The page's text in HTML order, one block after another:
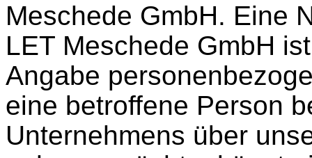
Meschede GmbH. Eine
LET Meschede GmbH
Angabe
eine betroffene Person
Unternehmens über